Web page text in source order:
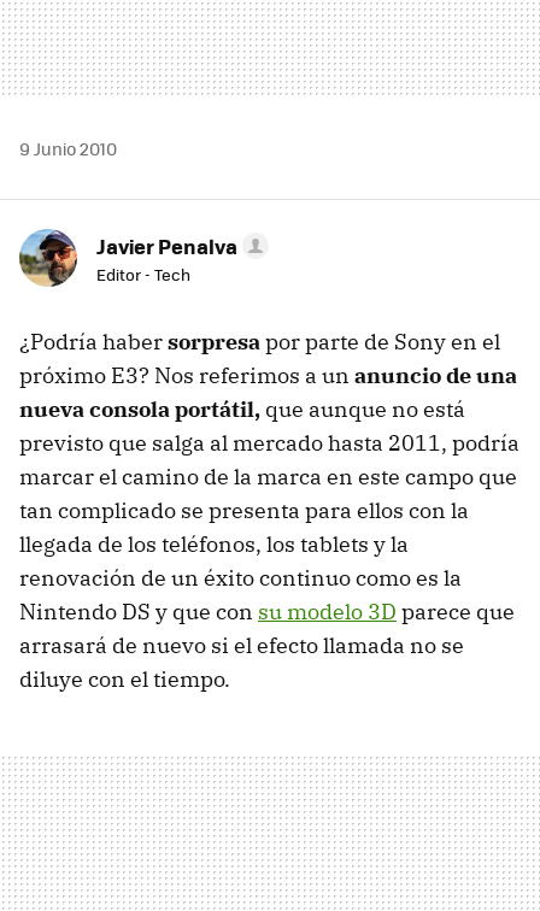
9 Junio 2010
Javier Penalva
Editor - Tech
¿Podría habersorpresapor parte de Sony en el
próximo E3? Nos referimos a un anuncio de una
nueva consola portátil, que aunque no está
previsto que salga al mercado hasta 2011, podría
marcar el camino de la marca en este campo que
tan complicado se presenta para ellos con la
llegada de los teléfonos, los tablets y la
renovación de un éxito continuo como es la
Nintendo DS y que con su modelo 3D parece que
arrasará de nuevo si el efecto llamada no se
diluye con el tiempo.